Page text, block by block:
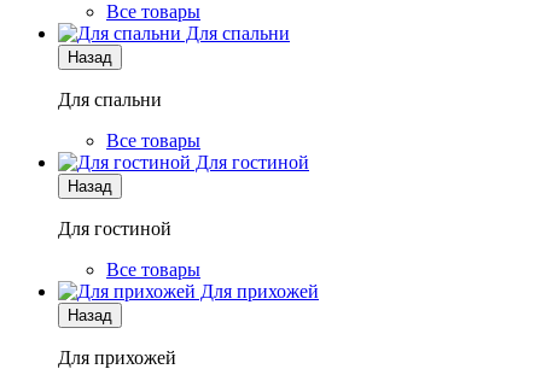
Все товары
Для спальни
Назад
Для спальни
Все товары
Для гостиной
Назад
Для гостиной
Все товары
Для прихожей
Назад
Для прихожей